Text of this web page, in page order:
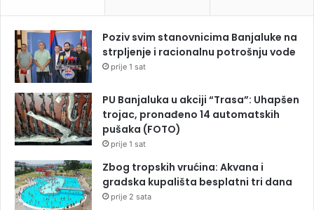
Poziv svim stanovnicima Banjaluke na
strpljenje i racionalnu potrošnju vode
prije 1 sat
PU Banjaluka u akciji “Trasa”: Uhapšen
trojac, pronađeno 14 automatskih
pušaka (FOTO)
prije 1 sat
Zbog tropskih vrućina: Akvana i
gradska kupališta besplatni tri dana
prije 2 sata